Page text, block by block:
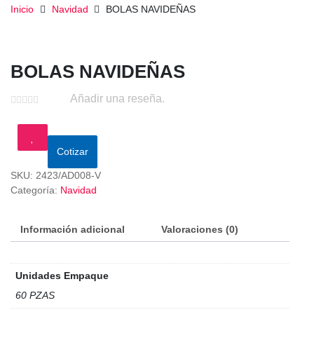
Inicio Navidad BOLAS NAVIDEÑAS
BOLAS NAVIDEÑAS
Añadir una reseña.
Cotizar
SKU: 2423/AD008-V
Categoría: Navidad
Información adicional Valoraciones (0)
Unidades Empaque
60 PZAS